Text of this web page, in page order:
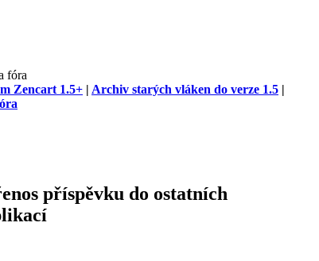
fóra
Zencart 1.5+ | Archiv starých vláken do verze 1.5 |
příspěvku do ostatních